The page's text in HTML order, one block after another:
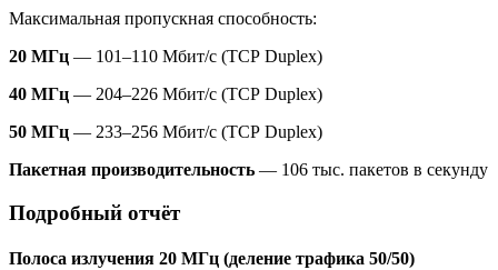
Максимальная пропускная способность:
20 МГц — 101–110 Мбит/с (TCP Duplex)
40 МГц — 204–226 Мбит/с (TCP Duplex)
50 МГц — 233–256 Мбит/с (TCP Duplex)
Пакетная производительность — 106 тыс. пакетов в секунду
Подробный отчёт
Полоса излучения 20 МГц (деление трафика 50/50)